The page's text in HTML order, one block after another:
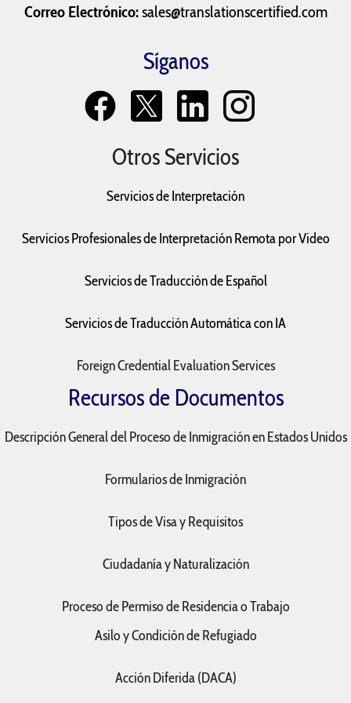
Correo Electrónico:sales@translationscertified.com
Síganos
Otros Servicios
Servicios de Interpretación
Servicios Profesionales de Interpretación Remota por Video
Servicios de Traducción de Español
Servicios de Traducción Automática con IA
Foreign Credential Evaluation Services
Recursos de Documentos
Descripción General del Proceso de Inmigración en Estados Unidos
Formularios de Inmigración
Tipos de Visa y Requisitos
Ciudadanía y Naturalización
Proceso de Permiso de Residencia o Trabajo
Asilo y Condición de Refugiado
Acción Diferida (DACA)